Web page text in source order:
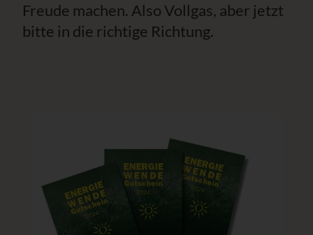
Freude machen. Also Vollgas, aber jetzt
bitte in die richtige Richtung.